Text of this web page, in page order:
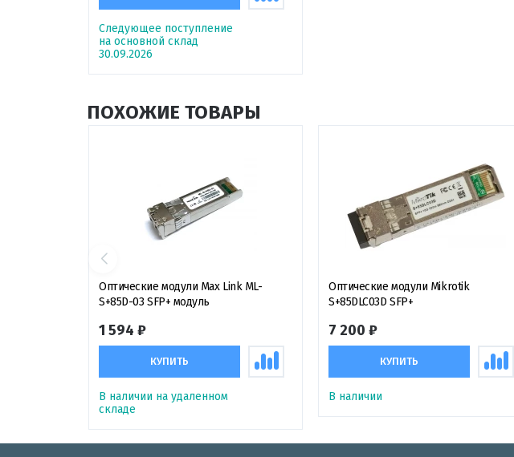
Следующее поступление
на основной склад
30.09.2026
ПОХОЖИЕ ТОВАРЫ
Оптические модули Max Link ML-
S+85D-03 SFP+ модуль
1 594 ₽
КУПИТЬ
В наличии на удаленном
складе
Оптические модули Mikrotik
S+85DLC03D SFP+
7 200 ₽
КУПИТЬ
В наличии